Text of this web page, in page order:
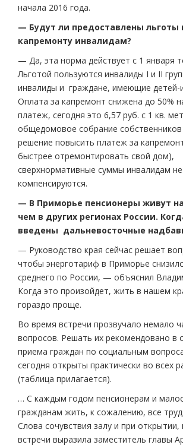
начала 2016 года.
— Будут ли предоставлены льготы
капремонту инвалидам?
— Да, эта норма действует с 1 января
Льготой пользуются инвалиды I и II
инвалиды и граждане, имеющие детей-
Оплата за капремонт снижена до 50%
платеж, сегодня это 6,57 руб. с 1 кв.
общедомовое собрание
решение повысить платеж за
быстрее отремонтировать свой дом),
сверхнормативные суммы инвалидам не
компенсируются.
— В Приморье пенсионеры живут
чем в других регионах России.
введены дальневосточные
— Руководство края сейчас решает
чтобы энерготариф в Приморье
среднего по России, — объяснил
Когда это произойдет, жить в нашем
гораздо проще.
Во время встречи прозвучало немало
вопросов. Решать их рекомендовано в
приема граждан по социальным
сегодня открыты практически во всех
(таблица прилагается).
… С каждым годом пенсионерам и
гражданам жить, к сожалению, все
Слова сочувствия залу и при открытии,
встречи выразила заместитель главы